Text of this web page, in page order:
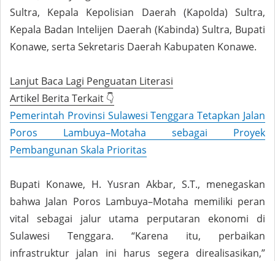
Sultra, Kepala Kepolisian Daerah (Kapolda) Sultra,
Kepala Badan Intelijen Daerah (Kabinda) Sultra, Bupati
Konawe, serta Sekretaris Daerah Kabupaten Konawe.
Lanjut Baca Lagi Penguatan Literasi
Artikel Berita Terkait 👇
Pemerintah Provinsi Sulawesi Tenggara Tetapkan Jalan
Poros Lambuya–Motaha sebagai Proyek
Pembangunan Skala Prioritas
Bupati Konawe, H. Yusran Akbar, S.T., menegaskan
bahwa Jalan Poros Lambuya–Motaha memiliki peran
vital sebagai jalur utama perputaran ekonomi di
Sulawesi Tenggara. “Karena itu, perbaikan
infrastruktur jalan ini harus segera direalisasikan,”